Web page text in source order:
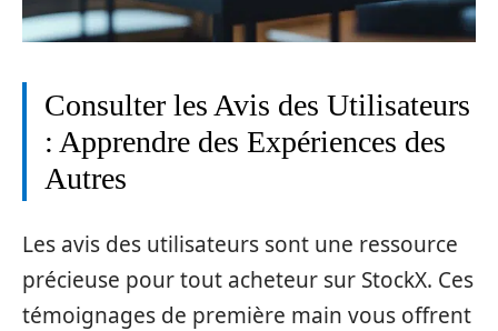
Consulter les Avis des Utilisateurs
: Apprendre des Expériences des
Autres
Les avis des utilisateurs sont une ressource
précieuse pour tout acheteur sur StockX. Ces
témoignages de première main vous offrent